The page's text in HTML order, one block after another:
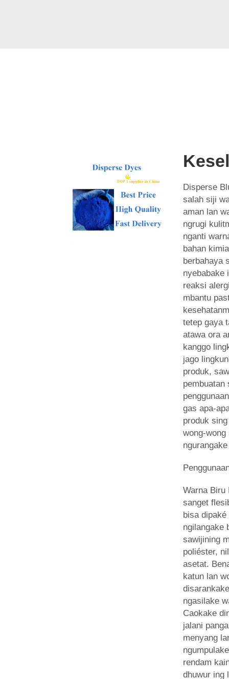
Disperse
salah siji
aman lan
ngrugi
nganti
bahan
berbahaya
nyebabake
reaksi
mbantu
tetep gaya
atawa ora
kanggo
jago
produk,
pembuatan
gas apa-
produk
wong-wong
Warna Biru
sanget
bisa dipaké
ngilangake
sawijining
poliéster,
asetat.
katun lan
ngasilake
Caokake
jalani
menyang
rendam
dhuwur ing